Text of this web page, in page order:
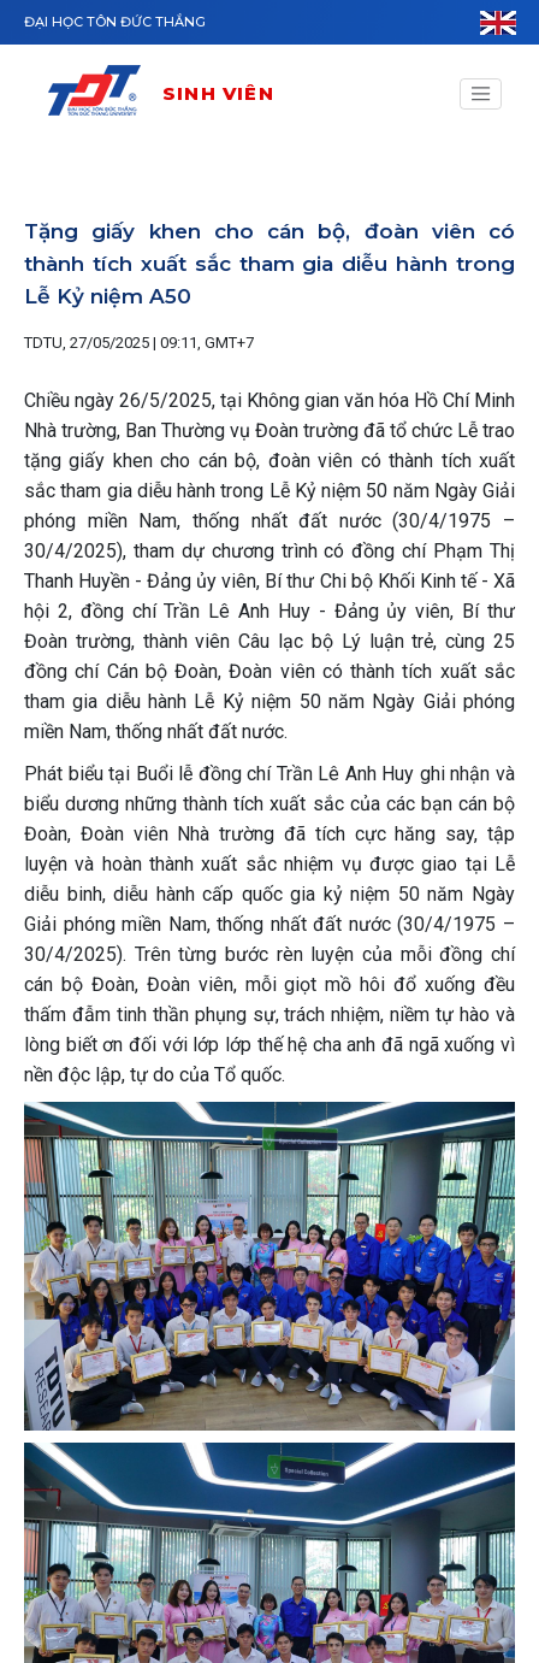
Nhảy đến nội dung
ĐẠI HỌC TÔN ĐỨC THẮNG
SINH VIÊN
Tặng giấy khen cho cán bộ, đoàn viên có
thành tích xuất sắc tham gia diễu hành trong
Lễ Kỷ niệm A50
TDTU, 27/05/2025 | 09:11, GMT+7
Chiều ngày 26/5/2025, tại Không gian văn hóa Hồ Chí Minh
Nhà trường, Ban Thường vụ Đoàn trường đã tổ chức Lễ trao
tặng giấy khen cho cán bộ, đoàn viên có thành tích xuất
sắc tham gia diễu hành trong Lễ Kỷ niệm 50 năm Ngày Giải
phóng miền Nam, thống nhất đất nước (30/4/1975 –
30/4/2025), tham dự chương trình có đồng chí Phạm Thị
Thanh Huyền - Đảng ủy viên, Bí thư Chi bộ Khối Kinh tế - Xã
hội 2, đồng chí Trần Lê Anh Huy - Đảng ủy viên, Bí thư
Đoàn trường, thành viên Câu lạc bộ Lý luận trẻ, cùng 25
đồng chí Cán bộ Đoàn, Đoàn viên có thành tích xuất sắc
tham gia diễu hành Lễ Kỷ niệm 50 năm Ngày Giải phóng
miền Nam, thống nhất đất nước.
Phát biểu tại Buổi lễ đồng chí Trần Lê Anh Huy ghi nhận và
biểu dương những thành tích xuất sắc của các bạn cán bộ
Đoàn, Đoàn viên Nhà trường đã tích cực hăng say, tập
luyện và hoàn thành xuất sắc nhiệm vụ được giao tại Lễ
diễu binh, diễu hành cấp quốc gia kỷ niệm 50 năm Ngày
Giải phóng miền Nam, thống nhất đất nước (30/4/1975 –
30/4/2025). Trên từng bước rèn luyện của mỗi đồng chí
cán bộ Đoàn, Đoàn viên, mỗi giọt mồ hôi đổ xuống đều
thấm đẫm tinh thần phụng sự, trách nhiệm, niềm tự hào và
lòng biết ơn đối với lớp lớp thế hệ cha anh đã ngã xuống vì
nền độc lập, tự do của Tổ quốc.